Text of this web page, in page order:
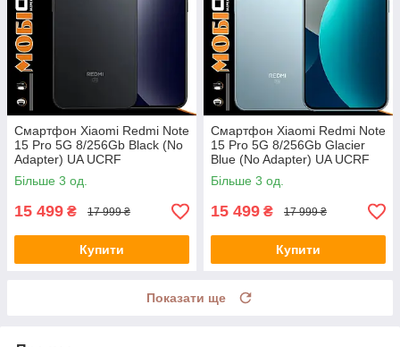
Смартфон Xiaomi Redmi Note
15 Pro 5G 8/256Gb Black (No
Adapter) UA UCRF
Більше 3 од.
15 499 ₴ 17 999 ₴
Купити
Смартфон Xiaomi Redmi Note
15 Pro 5G 8/256Gb Glacier
Blue (No Adapter) UA UCRF
Більше 3 од.
15 499 ₴ 17 999 ₴
Купити
Показати ще